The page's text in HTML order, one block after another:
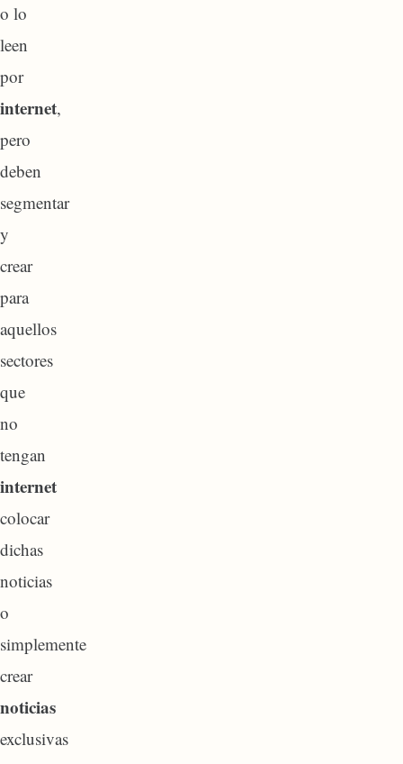
o lo
leen
por
internet,
pero
deben
segmentar
y
crear
para
aquellos
sectores
que
no
tengan
internet
colocar
dichas
noticias
o
simplemente
crear
noticias
exclusivas